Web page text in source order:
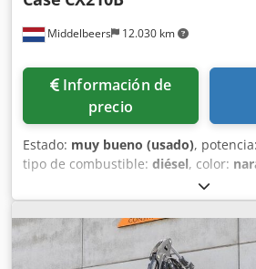
Middelbeers 12.030 km
Información de
precio
Estado: muy bueno (usado), potencia:
tipo de combustible: diésel, color:
, Año de fabricación:2012
funcionamiento:15.109 h,
modelo: 2012 Número de serie:
Información técnica Número de
22.600 kg Funcionalidad Anchura de